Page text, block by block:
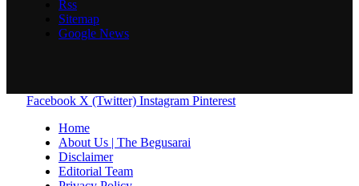
Rss
Sitemap
Google News
Facebook X (Twitter) Instagram Pinterest
Home
About Us | The Begusarai
Disclaimer
Editorial Team